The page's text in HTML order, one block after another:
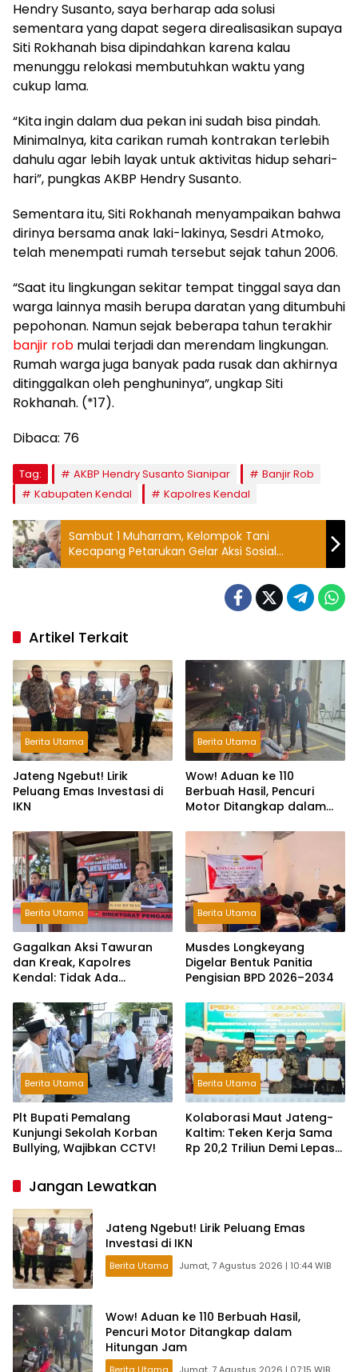
Hendry Susanto, saya berharap ada solusi
sementara yang dapat segera direalisasikan supaya
Siti Rokhanah bisa dipindahkan karena kalau
menunggu relokasi membutuhkan waktu yang
cukup lama.
“Kita ingin dalam dua pekan ini sudah bisa pindah.
Minimalnya, kita carikan rumah kontrakan terlebih
dahulu agar lebih layak untuk aktivitas hidup sehari-
hari”, pungkas AKBP Hendry Susanto.
Sementara itu, Siti Rokhanah menyampaikan bahwa
dirinya bersama anak laki-lakinya, Sesdri Atmoko,
telah menempati rumah tersebut sejak tahun 2006.
“Saat itu lingkungan sekitar tempat tinggal saya dan
warga lainnya masih berupa daratan yang ditumbuhi
pepohonan. Namun sejak beberapa tahun terakhir
banjir rob mulai terjadi dan merendam lingkungan.
Rumah warga juga banyak pada rusak dan akhirnya
ditinggalkan oleh penghuninya”, ungkap Siti
Rokhanah. (*17).
Dibaca: 76
Tag: AKBP Hendry Susanto Sianipar
Banjir Rob
Kabupaten Kendal
Kapolres Kendal
Sambut 1 Muharram, Kelompok Tani
Kecapang Petarukan Gelar Aksi Sosial
Menyapa Rakyat
Artikel Terkait
Berita Utama
Jateng Ngebut! Lirik
Peluang Emas Investasi di
IKN
Berita Utama
Wow! Aduan ke 110
Berbuah Hasil, Pencuri
Motor Ditangkap dalam
Berita Utama
Gagalkan Aksi Tawuran
dan Kreak, Kapolres
Kendal: Tidak Ada
Pelaku Kejahatan Jalanan
Berita Utama
Musdes Longkeyang
Digelar Bentuk Panitia
Pengisian BPD 2026–2034
Berita Utama
Plt Bupati Pemalang
Kunjungi Sekolah Korban
Bullying, Wajibkan CCTV!
Berita Utama
Kolaborasi Maut Jateng-
Kaltim: Teken Kerja Sama
Rp 20,2 Triliun Demi Lepas
Jangan Lewatkan
Jateng Ngebut! Lirik Peluang Emas
Investasi di IKN
Berita Utama Jumat, 7 Agustus 2026 | 10:44 WIB
Wow! Aduan ke 110 Berbuah Hasil,
Pencuri Motor Ditangkap dalam
Hitungan Jam
Berita Utama Jumat, 7 Agustus 2026 | 07:15 WIB